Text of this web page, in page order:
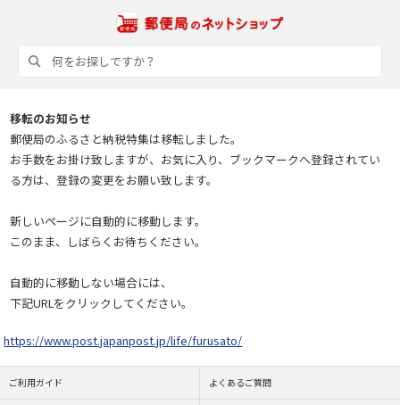
移転のお知らせ
郵便局のふるさと納税特集は移転しました。
お手数をお掛け致しますが、お気に入り、ブックマークへ登録されてい
る方は、登録の変更をお願い致します。
新しいページに自動的に移動します。
このまま、しばらくお待ちください。
自動的に移動しない場合には、
下記URLをクリックしてください。
https://www.post.japanpost.jp/life/furusato/
ご利用ガイド よくあるご質問